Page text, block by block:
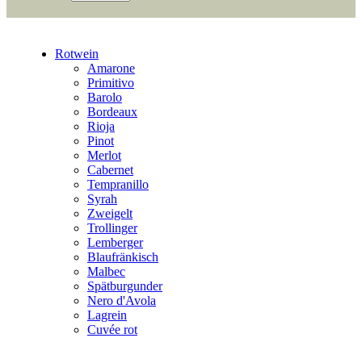
Rotwein
Amarone
Primitivo
Barolo
Bordeaux
Rioja
Pinot
Merlot
Cabernet
Tempranillo
Syrah
Zweigelt
Trollinger
Lemberger
Blaufränkisch
Malbec
Spätburgunder
Nero d'Avola
Lagrein
Cuvée rot